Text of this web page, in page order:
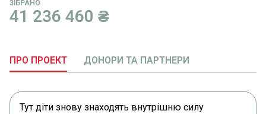
ЗІБРАНО
41 236 460 ₴
ПРО ПРОЕКТ ДОНОРИ ТА ПАРТНЕРИ
Тут діти знову знаходять внутрішню силу